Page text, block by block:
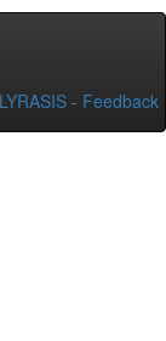
LYRASIS - Feedback